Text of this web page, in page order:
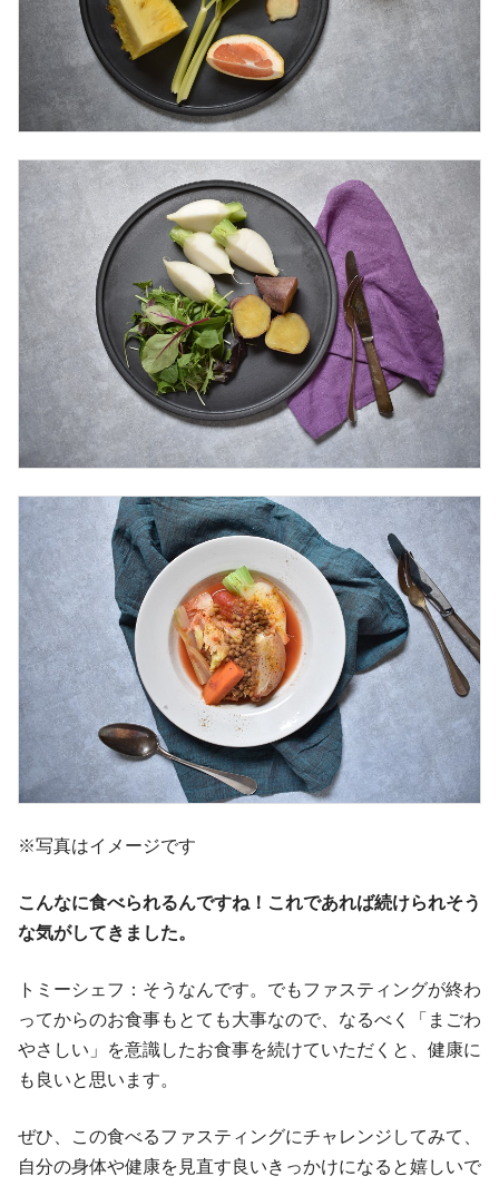
※写真はイメージです
こんなに食べられるんですね！これであれば続けられそう
な気がしてきました。
トミーシェフ：そうなんです。でもファスティングが終わ
ってからのお食事もとても大事なので、なるべく「まごわ
やさしい」を意識したお食事を続けていただくと、健康に
も良いと思います。
ぜひ、この食べるファスティングにチャレンジしてみて、
自分の身体や健康を見直す良いきっかけになると嬉しいで